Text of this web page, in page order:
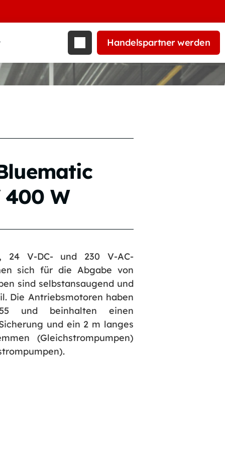
Handelspartner werden
400 W
V-DC- und 230 V-AC-
sich für die Abgabe von
sind selbstansaugend und
Die Antriebsmotoren haben
und beinhalten einen
und ein 2 m langes
(Gleichstrompumpen)